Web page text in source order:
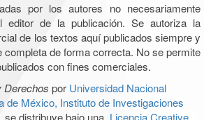
por los autores no necesariamente
editor de la publicación. Se autoriza la
de los textos aquí publicados siempre y
completa de forma correcta. No se permite
con fines comerciales.
Derechos por Universidad Nacional
de México, Instituto de Investigaciones